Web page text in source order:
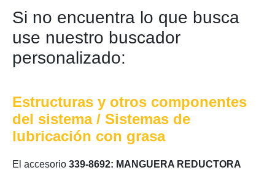
Si no encuentra lo que busca
use nuestro buscador
personalizado:
Estructuras y otros componentes
del sistema / Sistemas de
lubricación con grasa
El accesorio 339-8692: MANGUERA REDUCTORA